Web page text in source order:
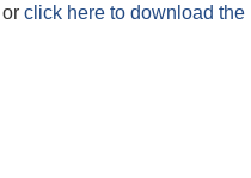
or click here to download the